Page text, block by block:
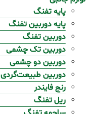
پایه تفنگ
پایه دوربین تفنگ
دوربین تفنگ
دوربین تک چشمی
دوربین دو چشمی
دوربین طبیعت‌گردی
رنج فایندر
ریل تفنگ